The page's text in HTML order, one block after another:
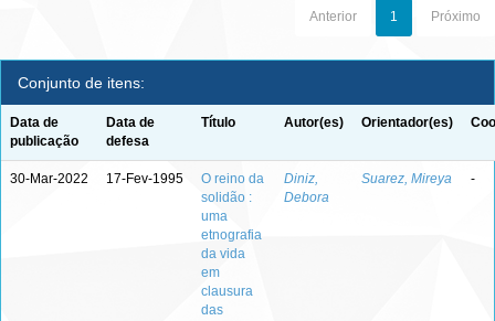
Anterior 1 Próximo
Conjunto de itens:
Data de
publicação
Data de
defesa
Título Autor(es) Orientador(es)
30-Mar-2022 17-Fev-1995
O reino da
solidão :
uma
etnografia
da vida
em
clausura
das
Diniz,
Debora
Suarez, Mireya -